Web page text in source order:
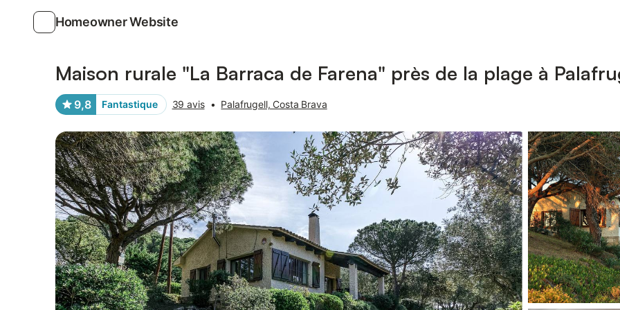
Homeowner Website
Maison rurale "La Barraca de Farena" près de la plage à
9,8 Fantastique 39 avis • Palafrugell, Costa Brava
Photos Équipements